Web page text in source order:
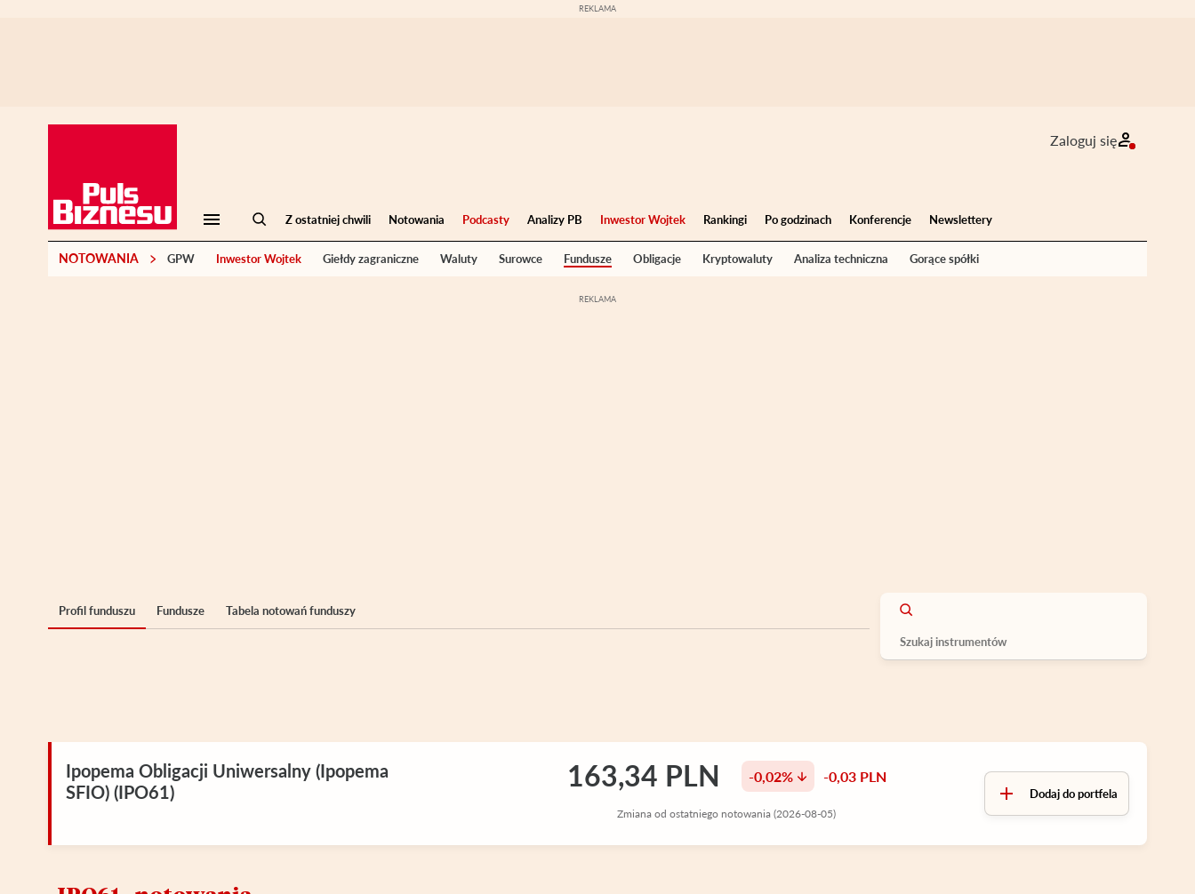
Zaloguj się
Z ostatniej chwili Notowania Podcasty Analizy PB Inwestor Wojtek Rankingi Po godzinach Konferencje Newslettery
NOTOWANIA GPW Inwestor Wojtek Giełdy zagraniczne Waluty Surowce Fundusze Obligacje Kryptowaluty Analiza techniczna Gorące spółki
Profil funduszu Fundusze Tabela notowań funduszy
Ipopema Obligacji Uniwersalny (Ipopema
SFIO) (IPO61)
163,34 PLN -0,02% -0,03 PLN
Zmiana od ostatniego notowania (2026-08-05)
Dodaj do portfela